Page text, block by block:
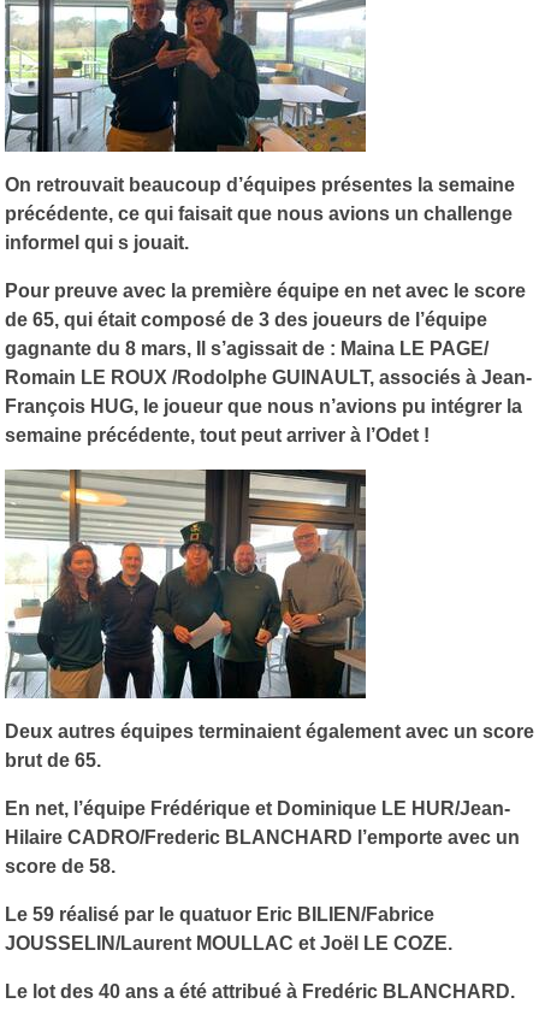
On retrouvait beaucoup d’équipes présentes la semaine
précédente, ce qui faisait que nous avions un challenge
informel qui s jouait.
Pour preuve avec la première équipe en net avec le score
de 65, qui était composé de 3 des joueurs de l’équipe
gagnante du 8 mars, Il s’agissait de : Maina LE PAGE/
Romain LE ROUX /Rodolphe GUINAULT, associés à Jean-
François HUG, le joueur que nous n’avions pu intégrer la
semaine précédente, tout peut arriver à l’Odet !
Deux autres équipes terminaient également avec un score
brut de 65.
En net, l’équipe Frédérique et Dominique LE HUR/Jean-
Hilaire CADRO/Frederic BLANCHARD l’emporte avec un
score de 58.
Le 59 réalisé par le quatuor Eric BILIEN/Fabrice
JOUSSELIN/Laurent MOULLAC et Joël LE COZE.
Le lot des 40 ans a été attribué à Fredéric BLANCHARD.